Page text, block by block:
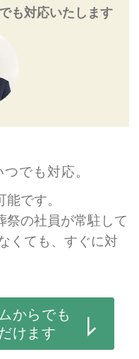
も対応いたします
つでも対応。
です。
祭の社員が常駐して
くても、すぐに対
からでも
けます